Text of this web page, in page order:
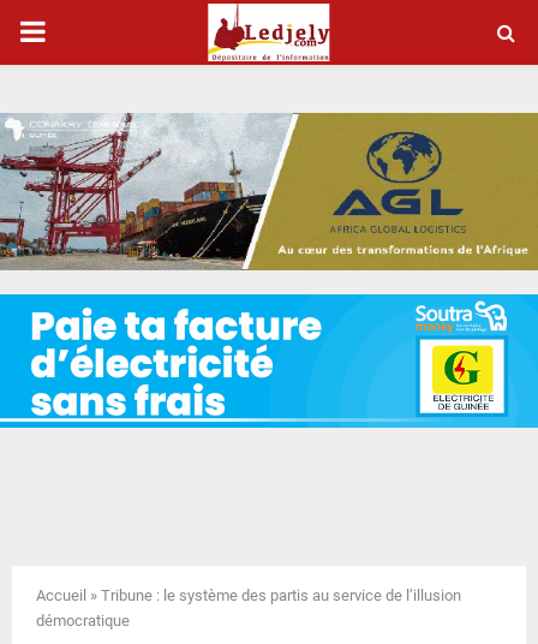
P
I
M
A
R
Y
N
Accueil » Tribune : le système des partis au service de l’illusion
démocratique